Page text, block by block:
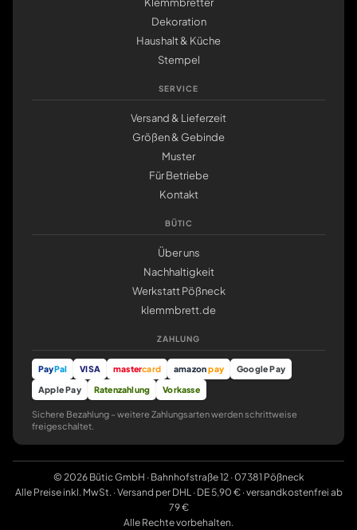
Klemmbretter
Dekoration
Haushalt & Küche
Stempel
SERVICE
Versand & Lieferzeit
Größen & Gebinde
Muster
Für Betriebe
Kontakt
BÜTIC
Über uns
Nachhaltigkeit
Werkstatt Pößneck
klemmbrett.de
ZAHLUNG
PayPal VISA mastercard amazonpay
Google Pay
Apple Pay
Ratenzahlung Vorkasse
Sichere Bezahlung – weitere Zahlungsarten werden schrittweise
freigeschaltet.
© 2026 Bütic GmbH · Bahnhofstraße 12 · 07381 Pößneck
Alle Preise inkl. MwSt. · Versand per DHL · DE 5,90 € · versandkostenfrei ab
79 €
Alle Rechte vorbehalten.